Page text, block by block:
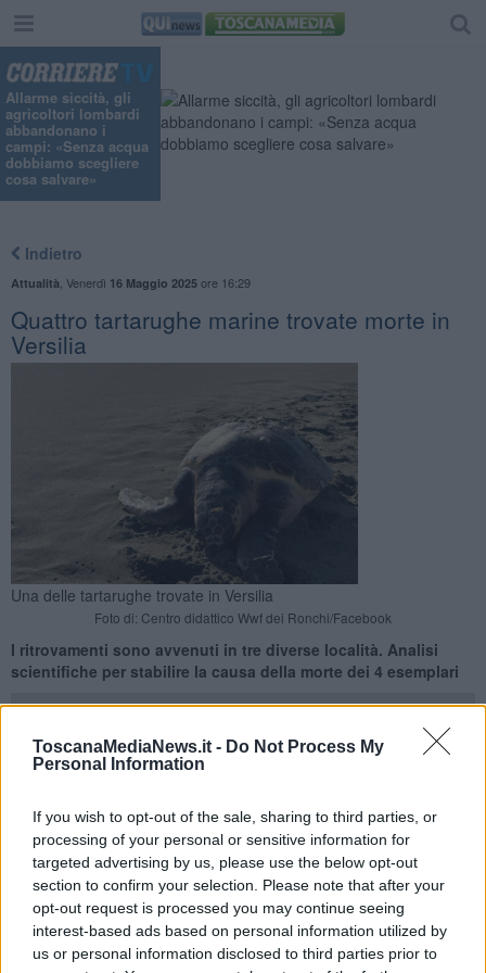
ToscanaMediaNews.it - Do Not Process My
Personal Information
If you wish to opt-out of the sale, sharing to third parties, or
processing of your personal or sensitive information for
targeted advertising by us, please use the below opt-out
section to confirm your selection. Please note that after your
opt-out request is processed you may continue seeing
interest-based ads based on personal information utilized by
us or personal information disclosed to third parties prior to
Allarme siccità, gli
agricoltori lombardi
abbandonano i
campi: «Senza acqua
dobbiamo scegliere
cosa salvare»
Indietro
Attualità Venerdì 16 Maggio 2025ore 16:29
Quattro tartarughe marine trovate morte in
Versilia
Una delle tartarughe trovate in Versilia
Foto di: Centro didattico Wwf dei Ronchi/Facebook
I ritrovamenti sono avvenuti in tre diverse località. Analisi
scientifiche per stabilire la causa della morte dei 4 esemplari
VERSILIA — Quattro tartarughe marine sono state trovate morte
sulla costa versiliese nel giro di tre giorni.
A renderlo noto è il Centro di Recupero Tartarughe Marine Wwf di
Ronchi di Marina di Massa, intervenuto con i propri volontari per il
recupero dei quattro esemplari.